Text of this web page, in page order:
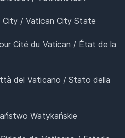
City / Vatican City State
Cité du Vatican / État de la
del Vaticano / Stato della
Watykańskie